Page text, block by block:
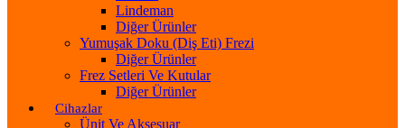
Lindeman
Diğer Ürünler
Yumuşak Doku (Diş Eti) Frezi
Diğer Ürünler
Frez Setleri Ve Kutular
Diğer Ürünler
Cihazlar
Ünit Ve Aksesuar